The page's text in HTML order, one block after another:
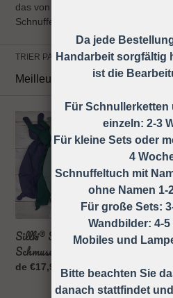
das von Herzen kommt, trifft mit
Schnuffeltuch eine wunderbare Wahl.
TRIER PAR
Sillki®
Schnuffeltuch
Schmusetuch
Hase
Musselin
Sillki® Schnuffeltuch
Schmusetuch Hase Musselin
Prix
de €17,99
Da jede
Handarbeit sorgfältig
ist die
Für Schnullerketten
einzeln: 2-3
Für kleine Sets oder
4
Schnuffeltuch mit
ohne Namen 1-
Für große Sets:
Wandbilder: 4-
Mobiles und
Bitte beachten Sie
danach stattfindet